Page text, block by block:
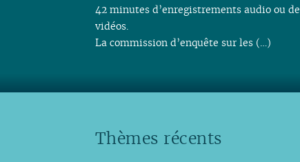
42 minutes d’enregistrements audio ou de
vidéos.
La commission d’enquête sur les (…)
Thèmes récents